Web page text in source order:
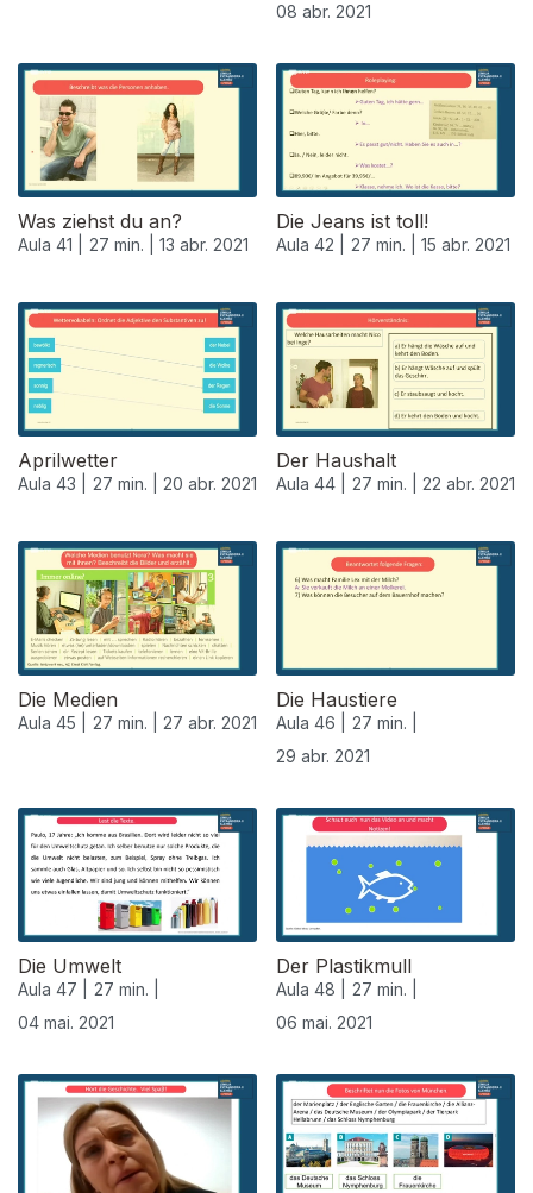
08 abr. 2021
Was ziehst du an?
Aula 41 | 27 min. | 13 abr. 2021
Die Jeans ist toll!
Aula 42 | 27 min. | 15 abr. 2021
Aprilwetter
Aula 43 | 27 min. | 20 abr. 2021
Der Haushalt
Aula 44 | 27 min. | 22 abr. 2021
Die Medien
Aula 45 | 27 min. | 27 abr. 2021
Die Haustiere
Aula 46 |
27 min. |
29 abr. 2021
Die Umwelt
Aula 47 |
27 min. |
04 mai. 2021
Der Plastikmull
Aula 48 |
27 min. |
06 mai. 2021
542082